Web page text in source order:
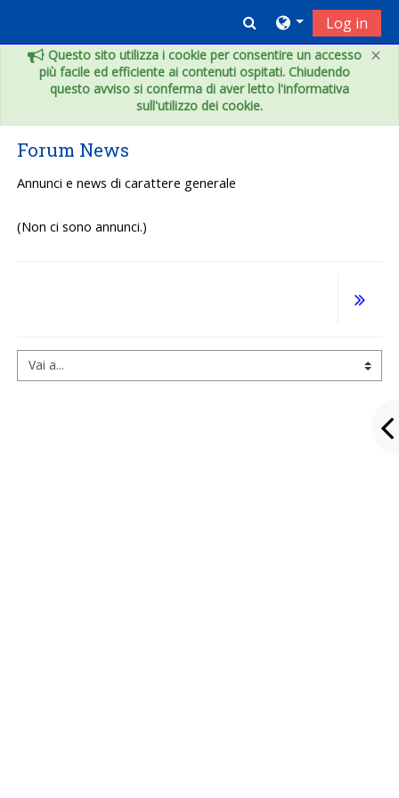
×
Questo sito utilizza i cookie per consentire un accesso
più facile ed efficiente ai contenuti ospitati. Chiudendo
questo avviso si conferma di aver letto l'informativa
sull'utilizzo dei cookie.
Toggle search
Log in
Forum News
Annunci e news di carattere generale
(Non ci sono annunci.)
Vai a...